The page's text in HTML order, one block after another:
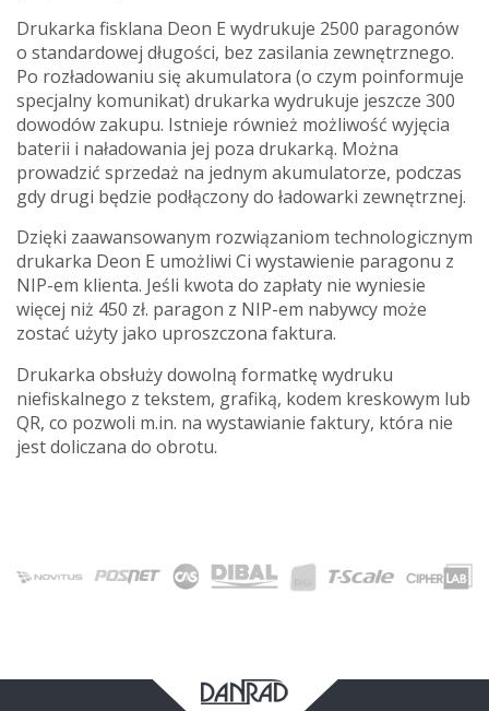
Drukarka fisklana Deon E wydrukuje 2500 paragonów
o standardowej długości, bez zasilania zewnętrznego.
Po rozładowaniu się akumulatora (o czym poinformuje
specjalny komunikat) drukarka wydrukuje jeszcze 300
dowodów zakupu. Istnieje również możliwość wyjęcia
baterii i naładowania jej poza drukarką. Można
prowadzić sprzedaż na jednym akumulatorze, podczas
gdy drugi będzie podłączony do ładowarki zewnętrznej.
Dzięki zaawansowanym rozwiązaniom technologicznym
drukarka Deon E umożliwi Ci wystawienie paragonu z
NIP-em klienta. Jeśli kwota do zapłaty nie wyniesie
więcej niż 450 zł. paragon z NIP-em nabywcy może
zostać użyty jako uproszczona faktura.
Drukarka obsłuży dowolną formatkę wydruku
niefiskalnego z tekstem, grafiką, kodem kreskowym lub
QR, co pozwoli m.in. na wystawianie faktury, która nie
jest doliczana do obrotu.